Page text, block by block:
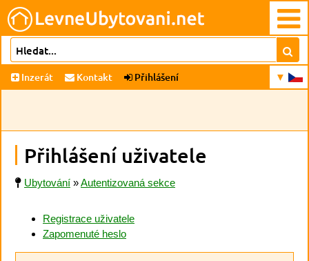
Inzerát Kontakt Přihlášení
Přihlášení uživatele
Ubytování »Autentizovaná sekce
Registrace uživatele
Zapomenuté heslo